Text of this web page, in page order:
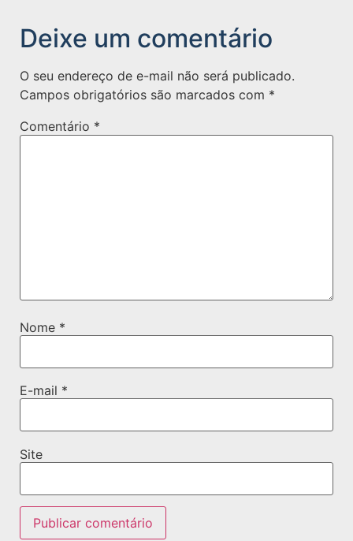
Deixe um comentário
O seu endereço de e-mail não será publicado.
Campos obrigatórios são marcados com *
Comentário *
Nome *
E-mail *
Site